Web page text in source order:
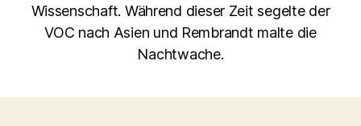
Wissenschaft. Während dieser Zeit segelte der
VOC nach Asien und Rembrandt malte die
Nachtwache.